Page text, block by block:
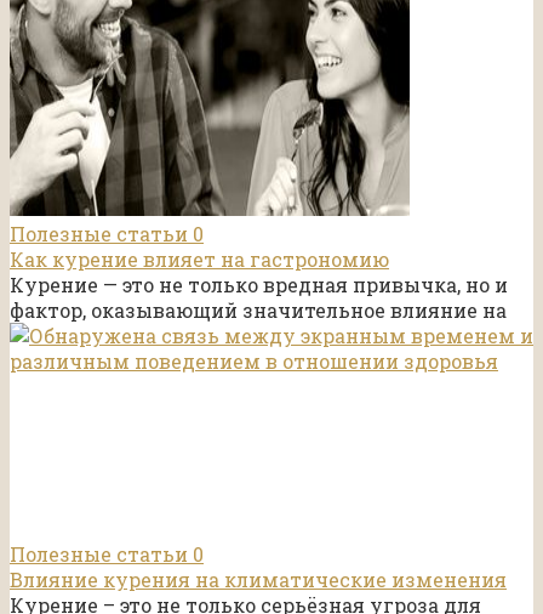
Полезные статьи 0
Как курение влияет на гастрономию
Курение — это не только вредная привычка, но и
фактор, оказывающий значительное влияние на
Полезные статьи 0
Влияние курения на климатические изменения
Курение – это не только серьёзная угроза для